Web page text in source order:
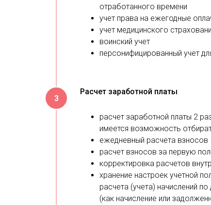
отработанного времени
учет права на ежегодные
учет медицинского
воинский учет
персонифицированный учет
Расчет заработной платы
расчет заработной платы 2
имеется возможность
ежедневный расчета взносов
расчет взносов за первую
корректировка расчетов
хранение настроек учетной
расчета (учета) начислений
(как начисление или